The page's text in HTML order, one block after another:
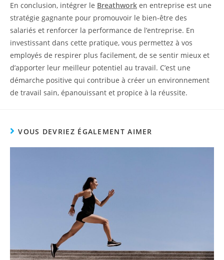
En conclusion, intégrer le Breathwork en entreprise est une
stratégie gagnante pour promouvoir le bien-être des
salariés et renforcer la performance de l’entreprise. En
investissant dans cette pratique, vous permettez à vos
employés de respirer plus facilement, de se sentir mieux et
d’apporter leur meilleur potentiel au travail. C’est une
démarche positive qui contribue à créer un environnement
de travail sain, épanouissant et propice à la réussite.
VOUS DEVRIEZ ÉGALEMENT AIMER